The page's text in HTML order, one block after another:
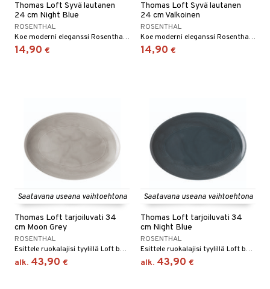
Thomas Loft Syvä lautanen
24 cm Night Blue
ROSENTHAL
Koe moderni eleganssi Rosenthalin Loft-syvälautasella. Tämä 24 cm:n lautanen, jonka on suunnitellut Rosenthal, yhdistää ajattoman kauneuden ja toiminnallisuuden ainutlaatuisiin ruokailukokemuksiin.
14,90 €
Thomas Loft Syvä lautanen
24 cm Valkoinen
ROSENTHAL
Koe moderni eleganssi Rosenthalin Loft-syvälautasella. Tämä 24 cm:n lautanen, jonka on suunnitellut Rosenthal, yhdistää ajattoman kauneuden ja toiminnallisuuden ainutlaatuisiin ruokailukokemuksiin.
14,90 €
Saatavana useana vaihtoehtona
Thomas Loft tarjoiluvati 34
cm Moon Grey
ROSENTHAL
Esittele ruokalajisi tyylillä Loft by Rosenthal -tarjoiluvadilla. Tämä 34 cm:n tarjoiluastia, jonka on suunnitellut Rosenthal, on täydellinen korostamaan kaikkea alkupaloista pääruokiin elegantilla tavalla.
alk. 43,90 €
Saatavana useana vaihtoehtona
Thomas Loft tarjoiluvati 34
cm Night Blue
ROSENTHAL
Esittele ruokalajisi tyylillä Loft by Rosenthal -tarjoiluvadilla. Tämä 34 cm:n tarjoiluastia, jonka on suunnitellut Rosenthal, on täydellinen korostamaan kaikkea alkupaloista pääruokiin elegantilla tavalla.
alk. 43,90 €